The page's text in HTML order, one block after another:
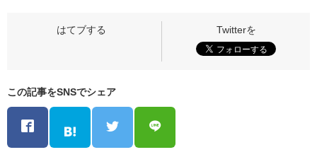
この記事をSNSでシェア